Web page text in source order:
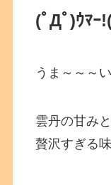
(ﾟДﾟ)ｳﾏｰ!
うま～～～い
雲丹の甘み
贅沢すぎる